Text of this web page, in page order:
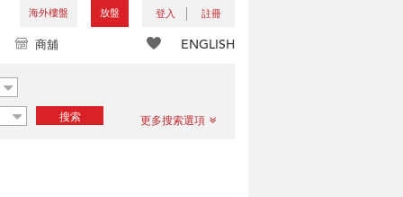
海外樓盤 放盤 登入 註冊
ENGLISH
商舖
搜索 更多搜索選項